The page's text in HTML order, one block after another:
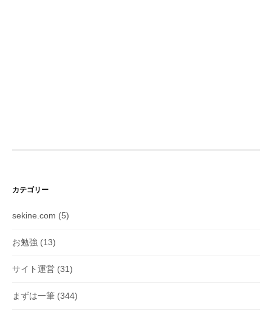
カテゴリー
sekine.com (5)
お勉強 (13)
サイト運営 (31)
まずは一筆 (344)